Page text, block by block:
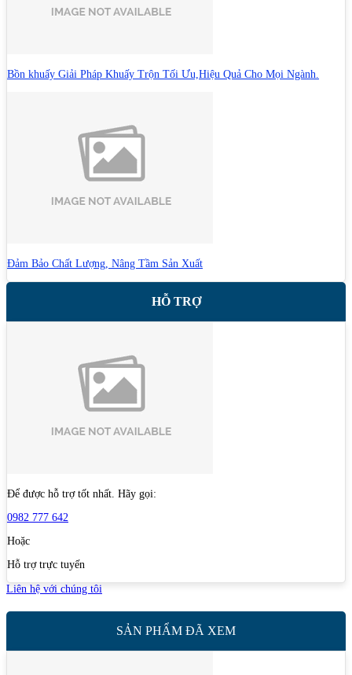
Bồn khuấy Giải Pháp Khuấy Trộn Tối Ưu,Hiệu Quả Cho Mọi Ngành.
Đảm Bảo Chất Lượng, Nâng Tầm Sản Xuất
HỖ TRỢ
Để được hỗ trợ tốt nhất. Hãy gọi:
0982 777 642
Hoặc
Hỗ trợ trực tuyến
Liên hệ với chúng tôi
SẢN PHẨM ĐÃ XEM